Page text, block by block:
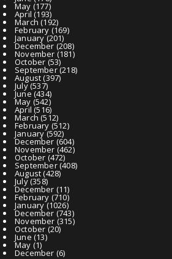
May (177)
April (193)
March (192)
February (169)
January(201)
December (208)
November (181)
October (53)
September(218)
August(397)
July(537)
June(434)
May (542)
April (516)
March (512)
February (512)
January(592)
December (604)
November (462)
October (472)
September(408)
August(428)
July(358)
December (11)
February (710)
January(1026)
December (743)
November (315)
October (20)
June (13)
May (1)
December (6)